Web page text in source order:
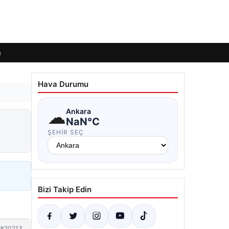
Hava Durumu
☁Ankara
NaN°C
ŞEHIR SEÇ
Bizi Takip Edin